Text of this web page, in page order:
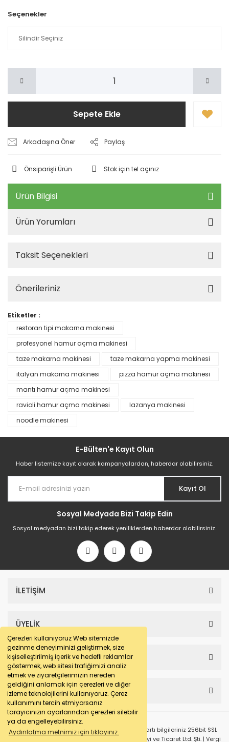
Çerezleri kullanıyoruz Web sitemizde
gezinme deneyiminizi geliştirmek, size
kişiselleştirilmiş içerik ve hedefli reklamlar
göstermek, web sitesi trafiğimizi analiz
etmek ve ziyaretçilerimizin nereden
geldiğini anlamak için çerezleri ve diğer
izleme teknolojilerini kullanıyoruz. Çerez
kullanımını tercih etmiyorsanız
tarayıcınızın ayarlarından çerezleri silebilir
ya da engelleyebilirsiniz.
Aydınlatma metnimiz için tıklayınız.
Seçenekler
Sepete Ekle
Arkadaşına Öner Paylaş
Önsiparişli Ürün Stok için tel açınız
Ürün Bilgisi
Ürün Yorumları
Taksit Seçenekleri
Önerileriniz
Etiketler :
restoran tipi makarna makinesi
profesyonel hamur açma makinesi
taze makarna makinesi
taze makarna yapma makinesi
italyan makarna makinesi
pizza hamur açma makinesi
mantı hamur açma makinesi
ravioli hamur açma makinesi
lazanya makinesi
noodle makinesi
E-Bülten'e Kayıt Olun
Haber listemize kayıt olarak kampanyalardan, haberdar olabilirsiniz.
Kayıt Ol
Sosyal Medyada Bizi Takip Edin
Sosyal medyadan bizi takip ederek yeniliklerden haberdar olabilirsiniz.
İLETİŞİM
ÜYELİK
SAYFALAR
HESABIM
© e-makarna.com Tüm Hakları Saklıdır. Kredi kartı bilgileriniz 256bit SSL
sertifikası ile korunmaktadır. Pasfil Makine Sanayi ve Ticaret Ltd. Şti. | Vergi